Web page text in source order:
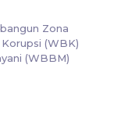
Zona
(WBK)
(WBBM)